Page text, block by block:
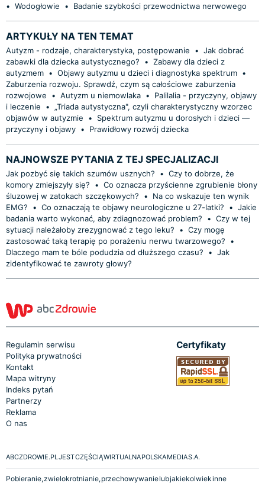
• Wodogłowie • Badanie szybkości przewodnictwa nerwowego
ARTYKUŁY NA TEN TEMAT
Autyzm - rodzaje, charakterystyka, postępowanie • Jak dobrać
zabawki dla dziecka autystycznego?
• Zabawy dla dzieci z
autyzmem • Objawy autyzmu u dzieci i diagnostyka spektrum •
Zaburzenia rozwoju. Sprawdź, czym są całościowe zaburzenia
rozwojowe
• Autyzm u niemowlaka •
Palilalia - przyczyny, objawy
i leczenie
•
„Triada autystyczna", czyli charakterystyczny wzorzec
objawów w autyzmie
•
Spektrum autyzmu u dorosłych i dzieci —
przyczyny i objawy • Prawidłowy rozwój dziecka
NAJNOWSZE PYTANIA Z TEJ SPECJALIZACJI
Jak pozbyć się takich szumów usznych? • Czy to dobrze, że
komory zmiejszyły się?
• Co oznacza przyścienne zgrubienie błony
śluzowej w zatokach szczękowych?
•
Na co wskazuje ten wynik
EMG?
• Co oznaczają te objawy neurologiczne u 27-latki? • Jakie
badania warto wykonać, aby zdiagnozować problem?
• Czy w tej
sytuacji należałoby zrezygnować z tego leku?
• Czy mogę
zastosować taką terapię po porażeniu nerwu twarzowego?
•
Dlaczego mam te bóle podudzia od dłuższego czasu?
• Jak
zidentyfikować te zawroty głowy?
Regulamin serwisu
Polityka prywatności
Kontakt
Mapa witryny
Indeks pytań
Partnerzy
Reklama
O nas
Certyfikaty
ABCZDROWIE.PL JEST CZĘŚCIĄ WIRTUALNA POLSKA MEDIA S.A.
Pobieranie, zwielokrotnianie, przechowywanie lub jakiekolwiek inne